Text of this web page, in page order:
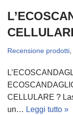
Recensione prodotti
CELLULARE ?
un… Leggi tutto »